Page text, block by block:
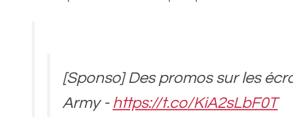
[Sponso] Des promos sur les
Army - https://t.co/KiA2sLbF0T